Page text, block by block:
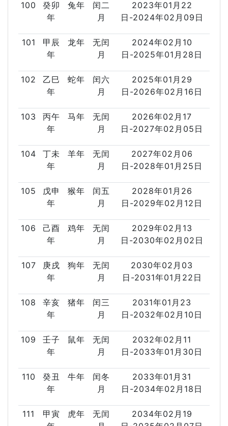
100
癸卯
年
兔年
闰二
月
2023年01月22
日-2024年02月09日
101
甲辰
年
龙年
无闰
月
2024年02月10
日-2025年01月28日
102
乙巳
年
蛇年
闰六
月
2025年01月29
日-2026年02月16日
103
丙午
年
马年
无闰
月
2026年02月17
日-2027年02月05日
104
丁未
年
羊年
无闰
月
2027年02月06
日-2028年01月25日
105
戊申
年
猴年
闰五
月
2028年01月26
日-2029年02月12日
106
己酉
年
鸡年
无闰
月
2029年02月13
日-2030年02月02日
107
庚戌
年
狗年
无闰
月
2030年02月03
日-2031年01月22日
108
辛亥
年
猪年
闰三
月
2031年01月23
日-2032年02月10日
109
壬子
年
鼠年
无闰
月
2032年02月11
日-2033年01月30日
110
癸丑
年
牛年
闰冬
月
2033年01月31
日-2034年02月18日
111
甲寅
虎年
无闰
2034年02月19